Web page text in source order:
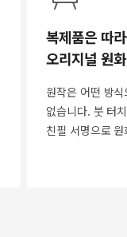
복제품은 따
오리지널 원
원작은 어떤 방
없습니다. 붓 터
친필 서명으로